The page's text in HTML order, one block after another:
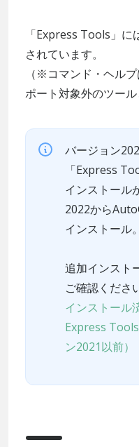
「Express Tools」
されています。
（※コマンド・ヘル
ポート対象外のツール
バージョン
「Express
インストール
2022から
インストール
追加インスト
ご確認くださ
インストール
Express
ン2021以前）